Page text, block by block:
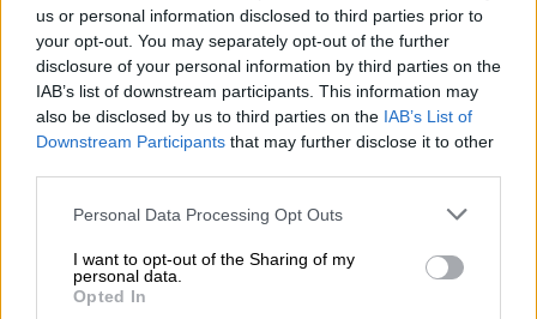
us or personal information disclosed to third parties prior to
your opt-out. You may separately opt-out of the further
disclosure of your personal information by third parties on the
IAB’s list of downstream participants. This information may
also be disclosed by us to third parties on the IAB’s List of
Downstream Participants that may further disclose it to other
Please note that this website/app uses one or more Google
not limited to your visit or usage behaviour. You may click to
grant or deny consent to Google and its third-party tags to
use your data for below specified purposes in below Google
Personal Data Processing Opt Outs
I want to opt-out of the Sharing of my
personal data.
Opted In
θεραπεία - Συναντήθηκε με ασθενείς
«Είμαι βετεράνος του πολέμου του
Βιετνάμ»
Συγκεκριμένα, έναάτομοσηκώθηκε από το
ακροατήριο και φώναξε :«Είμαι
βετεράνος
του πολέμου του Βιετνάμ», ενώ συνέχισε